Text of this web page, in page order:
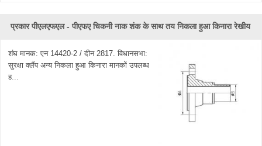
प्रकार पीएलएफएल - पीएफए ​​चिकनी नाक शंक के साथ तय निकला हुआ किनारा रेखीय
शंघ मानक: एन 14420-2 / दीन 2817. विधानसभा:
सुरक्षा क्लैंप अन्य निकला हुआ किनारा मानकों उपलब्ध
ह...